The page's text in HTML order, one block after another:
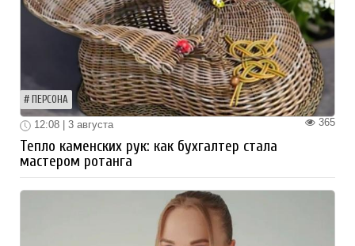
ПЕРСОНА
365
12:08 | 3 августа
Тепло каменских рук: как бухгалтер стала
мастером ротанга